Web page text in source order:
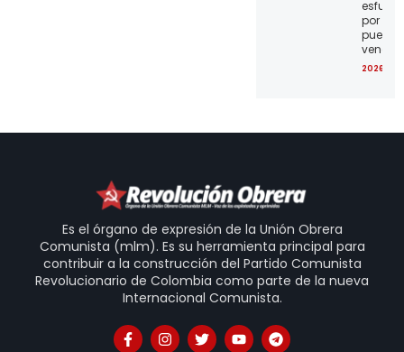
por el
pueblo
2026-
Es el órgano de expresión de la Unión Obrera
Comunista (mlm). Es su herramienta principal para
contribuir a la construcción del Partido Comunista
Revolucionario de Colombia como parte de la nueva
Internacional Comunista.